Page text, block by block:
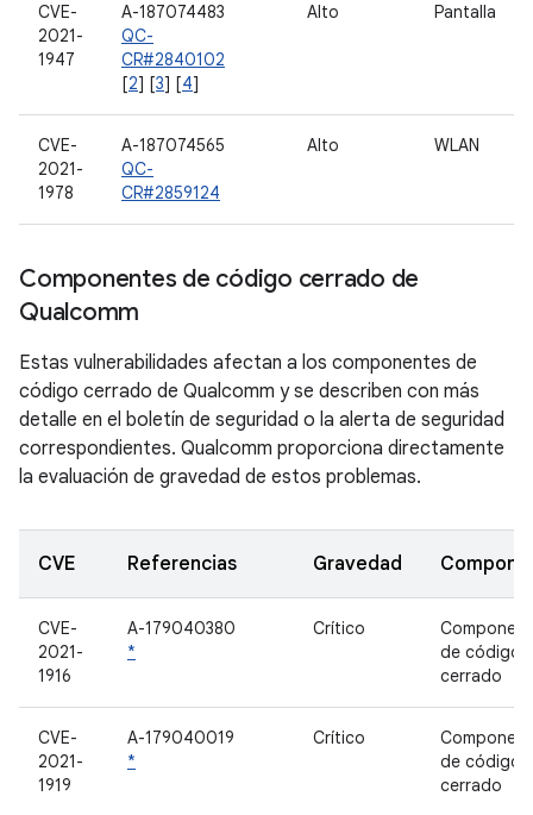
CVE-
2021-
1947
A-187074483
QC-
CR#2840102
[2] [3] [4]
Alto Pantalla
CVE-
2021-
1978
A-187074565
QC-
CR#2859124
Alto WLAN
Componentes de código cerrado de
Qualcomm
Estas vulnerabilidades afectan a los componentes de
código cerrado de Qualcomm y se describen con más
detalle en el boletín de seguridad o la alerta de seguridad
correspondientes. Qualcomm proporciona directamente
la evaluación de gravedad de estos problemas.
CVE Referencias Gravedad
CVE-
2021-
1916
A-179040380
*
Crítico
de código
cerrado
CVE-
2021-
1919
A-179040019
*
Crítico
de código
cerrado